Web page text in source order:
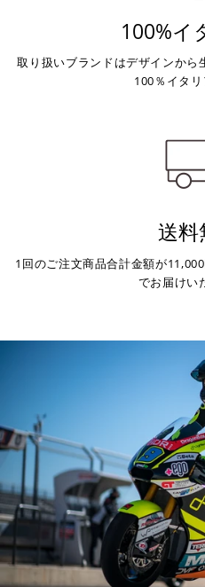
100%イ
取り扱いブランドはデザインから
100％イタリ
送料
1回のご注文商品合計金額が
でお届けい